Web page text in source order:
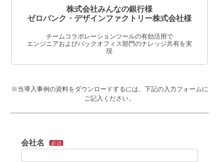
株式会社みんなの銀行様
ゼロバンク・デザインファクトリー株式会社様
チームコラボレーションツールの有効活用で
エンジニアおよびバックオフィス部門のナレッジ共有を実
現
※当導入事例の資料をダウンロードするには、下記の入力フォームに
ご記入ください。
会社名 必須